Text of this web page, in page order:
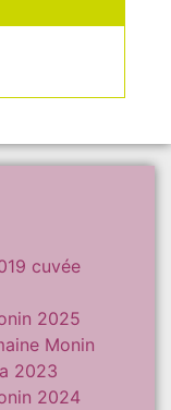
cuvée
2025
Monin
2023
2024